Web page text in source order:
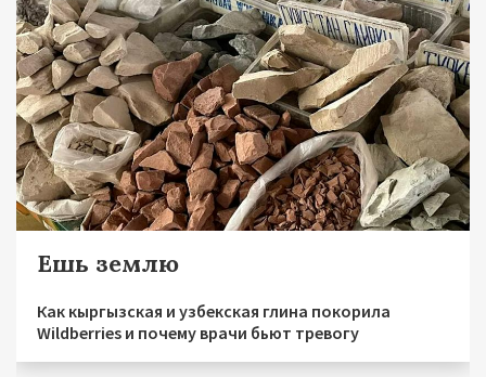
Ешь землю
Как кыргызская и узбекская глина покорила
Wildberries и почему врачи бьют тревогу